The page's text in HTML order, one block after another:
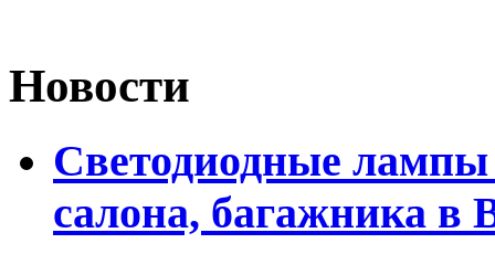
Новости
Светодиодные лампы
салона, багажника в